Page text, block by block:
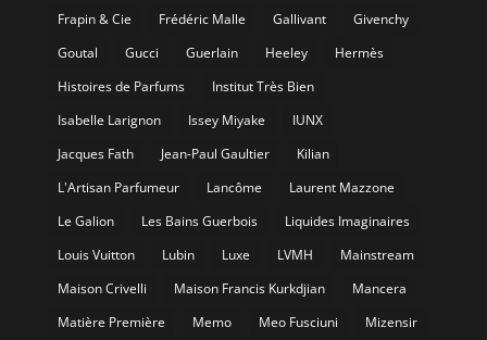
Frapin & Cie
Frédéric Malle Gallivant
Givenchy
Goutal
Gucci Guerlain Heeley
Hermès
Histoires de Parfums
Institut Très Bien
Isabelle Larignon
Issey Miyake
IUNX
Jacques Fath
Jean-Paul Gaultier
Kilian
L'Artisan Parfumeur
Lancôme
Laurent Mazzone
Le Galion
Les Bains Guerbois
Liquides Imaginaires
Louis Vuitton
Lubin Luxe LVMH
Mainstream
Maison Crivelli
Maison Francis Kurkdjian
Mancera
Matière Première
Memo Meo Fusciuni
Mizensir